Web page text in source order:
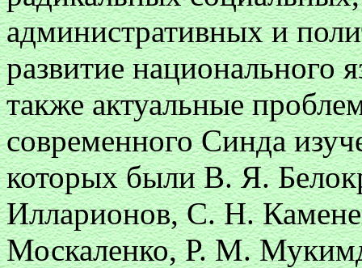
административных и
развитие национального
также актуальные
современного Синда
которых были В. Я.
Илларионов, С. Н.
Москаленко, Р. М.